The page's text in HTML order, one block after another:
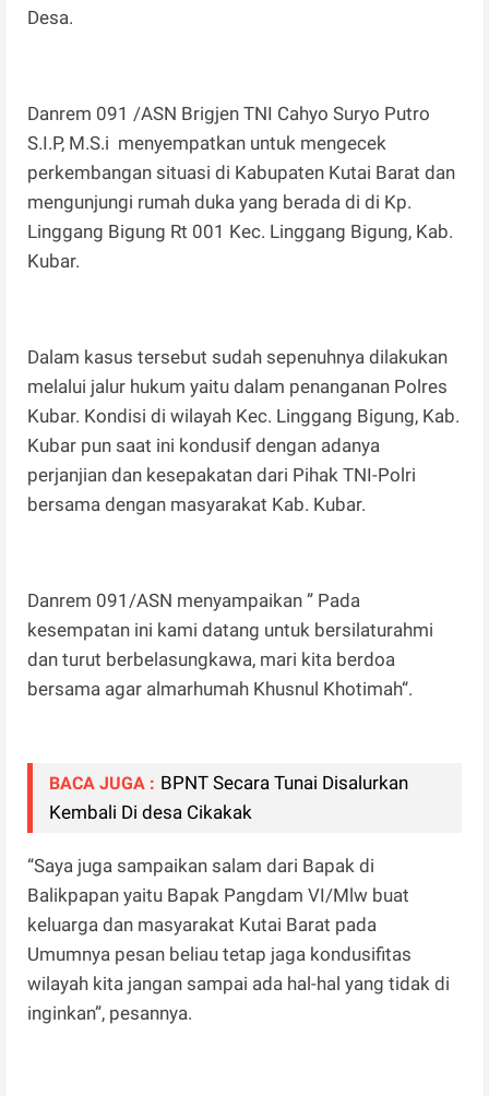
Desa.
Danrem 091 /ASN Brigjen TNI Cahyo Suryo Putro
S.I.P, M.S.i menyempatkan untuk mengecek
perkembangan situasi di Kabupaten Kutai Barat dan
mengunjungi rumah duka yang berada di di Kp.
Linggang Bigung Rt 001 Kec. Linggang Bigung, Kab.
Kubar.
Dalam kasus tersebut sudah sepenuhnya dilakukan
melalui jalur hukum yaitu dalam penanganan Polres
Kubar. Kondisi di wilayah Kec. Linggang Bigung, Kab.
Kubar pun saat ini kondusif dengan adanya
perjanjian dan kesepakatan dari Pihak TNI-Polri
bersama dengan masyarakat Kab. Kubar.
Danrem 091/ASN menyampaikan ” Pada
kesempatan ini kami datang untuk bersilaturahmi
dan turut berbelasungkawa, mari kita berdoa
bersama agar almarhumah Khusnul Khotimah“.
BACA JUGA : BPNT Secara Tunai Disalurkan
Kembali Di desa Cikakak
“Saya juga sampaikan salam dari Bapak di
Balikpapan yaitu Bapak Pangdam VI/Mlw buat
keluarga dan masyarakat Kutai Barat pada
Umumnya pesan beliau tetap jaga kondusifitas
wilayah kita jangan sampai ada hal-hal yang tidak di
inginkan”, pesannya.